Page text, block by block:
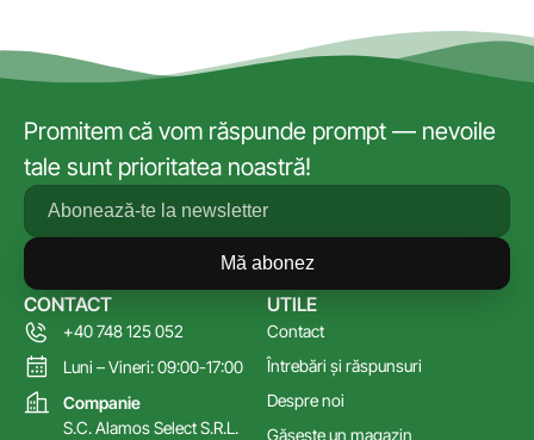
Promitem că vom răspunde prompt — nevoile
tale sunt prioritatea noastră!
Mă abonez
UTILE
Contact
Întrebări și răspunsuri
Despre noi
Găsește un magazin
CONTACT
+40 748 125 052
Luni – Vineri: 09:00-17:00
Companie
S.C. Alamos Select S.R.L.